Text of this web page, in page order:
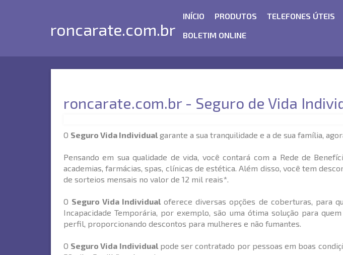
roncarate.com.br
INÍCIO PRODUTOS TELEFONES ÚTEIS
BOLETIM ONLINE
roncarate.com.br - Seguro de Vida
O Seguro Vida Individualgarante a sua tranquilidade e a de sua família,
Pensando em sua qualidade de vida, você contará com a Rede de
academias, farmácias, spas, clínicas de estética. Além disso, você tem
de sorteios mensais no valor de 12 mil reais*.
O Seguro Vida Individual oferece diversas opções de coberturas, para
Incapacidade Temporária, por exemplo, são uma ótima solução para
perfil, proporcionando descontos para mulheres e não fumantes.
O Seguro Vida Individualpode ser contratado por pessoas em boas